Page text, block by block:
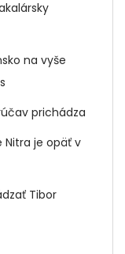
na vyše
prichádza
Nitra je opäť v
Tibor